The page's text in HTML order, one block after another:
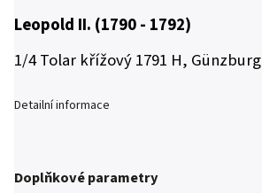
Leopold II. (1790 - 1792)
1/4 Tolar křížový 1791 H, Günzburg
Detailní informace
Doplňkové parametry